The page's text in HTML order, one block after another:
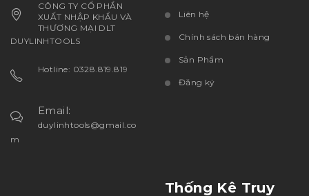
CÔNG TY CỔ PHẦN
XUẤT NHẬP KHẨU VÀ
THƯƠNG MẠI DLT
DUYLINHTOOLS
Hotline: 0328.819.819
Email:
duylinhtools@gmail.co
m
Liên hệ
Chính sách bán hàng
Sản Phẩm
Đăng ký
Thống Kê Truy